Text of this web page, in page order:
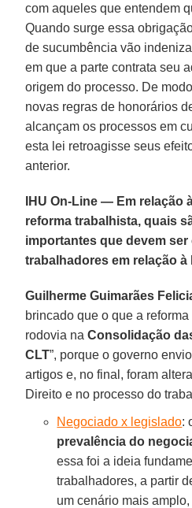
com aqueles que entendem
Quando surge essa
de sucumbência vão
em que a parte contrata seu
origem do processo. De
novas regras de honorários
alcançam os processos em
esta lei retroagisse seus
anterior.
IHU On-Line — Em relação
reforma trabalhista, quais
importantes que devem
trabalhadores em relação
Guilherme Guimarães
brincado que o que a reforma
rodovia naConsolidação
CLT”, porque o governo
artigos e, no final, foram
Direito e no processo do
Negociado x legislado:
prevalência do
essa foi a ideia
trabalhadores, a partir
um cenário mais